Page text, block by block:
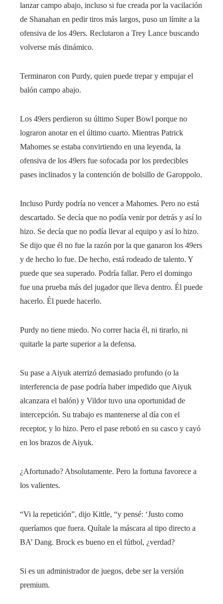
lanzar campo abajo, incluso si fue creada por la vacilación
de Shanahan en pedir tiros más largos, puso un límite a la
ofensiva de los 49ers. Reclutaron a Trey Lance buscando
volverse más dinámico.
Terminaron con Purdy, quien puede trepar y empujar el
balón campo abajo.
Los 49ers perdieron su último Super Bowl porque no
lograron anotar en el último cuarto. Mientras Patrick
Mahomes se estaba convirtiendo en una leyenda, la
ofensiva de los 49ers fue sofocada por los predecibles
pases inclinados y la contención de bolsillo de Garoppolo.
Incluso Purdy podría no vencer a Mahomes. Pero no está
descartado. Se decía que no podía venir por detrás y así lo
hizo. Se decía que no podía llevar al equipo y así lo hizo.
Se dijo que él no fue la razón por la que ganaron los 49ers
y de hecho lo fue. De hecho, está rodeado de talento. Y
puede que sea superado. Podría fallar. Pero el domingo
fue una prueba más del jugador que lleva dentro. Él puede
hacerlo. Él puede hacerlo.
Purdy no tiene miedo. No correr hacia él, ni tirarlo, ni
quitarle la parte superior a la defensa.
Su pase a Aiyuk aterrizó demasiado profundo (o la
interferencia de pase podría haber impedido que Aiyuk
alcanzara el balón) y Vildor tuvo una oportunidad de
intercepción. Su trabajo es mantenerse al día con el
receptor, y lo hizo. Pero el pase rebotó en su casco y cayó
en los brazos de Aiyuk.
¿Afortunado? Absolutamente. Pero la fortuna favorece a
los valientes.
“Vi la repetición”, dijo Kittle, “y pensé: ‘Justo como
queríamos que fuera. Quítale la máscara al tipo directo a
BA’ Dang. Brock es bueno en el fútbol, ​​¿verdad?
Si es un administrador de juegos, debe ser la versión
premium.